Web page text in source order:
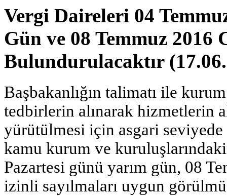
Vergi Daireleri 04
Gün ve 08 Temmuz 2016
Bulundurulacaktır
Başbakanlığın talimatı ile
tedbirlerin alınarak hizmetlerin
yürütülmesi için asgari
kamu kurum ve
Pazartesi günü yarım gün, 08
izinli sayılmaları uygun